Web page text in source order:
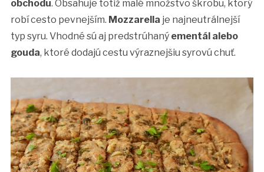
obchodu. Obsahuje totiž malé množstvo škrobu, ktorý
robí cesto pevnejším. Mozzarella je najneutrálnejší
typ syru. Vhodné sú aj predstrúhaný ementál alebo
gouda, ktoré dodajú cestu výraznejšiu syrovú chuť.